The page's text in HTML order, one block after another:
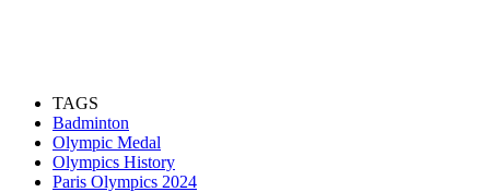
TAGS
Badminton
Olympic Medal
Olympics History
Paris Olympics 2024